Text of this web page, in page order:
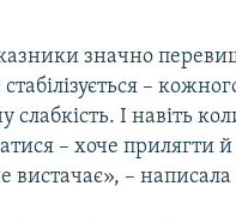
значно
–
слабкість. І навіть
– хоче прилягти
вистачає», –